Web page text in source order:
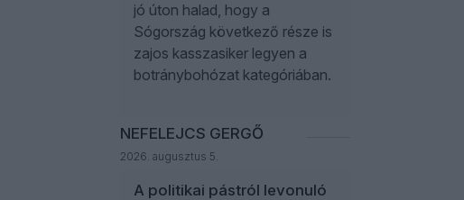
jó úton halad, hogy a
Sógország következő része is
zajos kasszasiker legyen a
botránybohózat kategóriában.
NEFELEJCS GERGŐ
2026. augusztus 5.
A politikai pástról levonuló